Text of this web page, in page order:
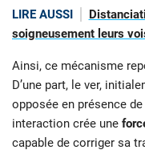
LIRE AUSSI
soigneusement leurs
Ainsi, ce mécanisme
D’une part, le ver,
opposée en présence
interaction crée une
capable de corriger sa